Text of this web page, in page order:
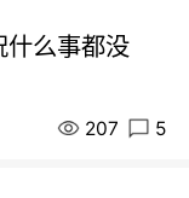
什么事都没
207 5